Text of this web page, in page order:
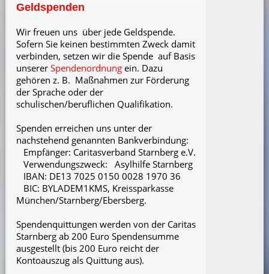
Geldspenden
Wir freuen uns über jede Geldspende.
Sofern Sie keinen bestimmten Zweck damit
verbinden, setzen wir die Spende auf Basis
unserer Spendenordnungein. Dazu
gehören z. B. Maßnahmen zur Förderung
der Sprache oder der
schulischen/beruflichen Qualifikation.
Spenden erreichen uns unter der
nachstehend genannten Bankverbindung:
Empfänger: Caritasverband Starnberg e.V.
Verwendungszweck:
Asylhilfe Starnberg
IBAN: DE13 7025 0150 0028 1970 36
BIC: BYLADEM1KMS, Kreissparkasse
München/Starnberg/Ebersberg.
Spendenquittungen werden von der Caritas
Starnberg ab 200 Euro Spendensumme
ausgestellt (bis 200 Euro reicht der
Kontoauszug als Quittung aus).